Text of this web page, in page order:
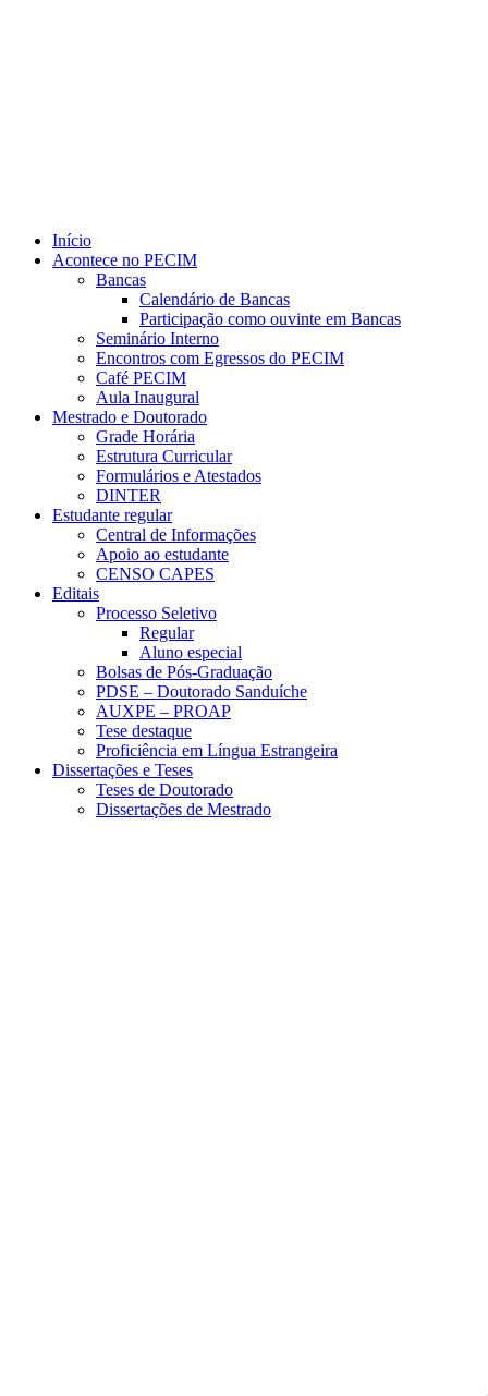
Início
Acontece no PECIM
Bancas
Calendário de Bancas
Participação como ouvinte em Bancas
Seminário Interno
Encontros com Egressos do PECIM
Café PECIM
Aula Inaugural
Mestrado e Doutorado
Grade Horária
Estrutura Curricular
Formulários e Atestados
DINTER
Estudante regular
Central de Informações
Apoio ao estudante
CENSO CAPES
Editais
Processo Seletivo
Regular
Aluno especial
Bolsas de Pós-Graduação
PDSE – Doutorado Sanduíche
AUXPE – PROAP
Tese destaque
Proficiência em Língua Estrangeira
Dissertações e Teses
Teses de Doutorado
Dissertações de Mestrado